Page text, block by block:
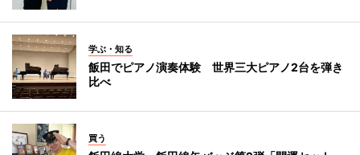
学ぶ・知る
飯田でピアノ演奏体験 世界三大ピアノ2台を弾き
比べ
買う